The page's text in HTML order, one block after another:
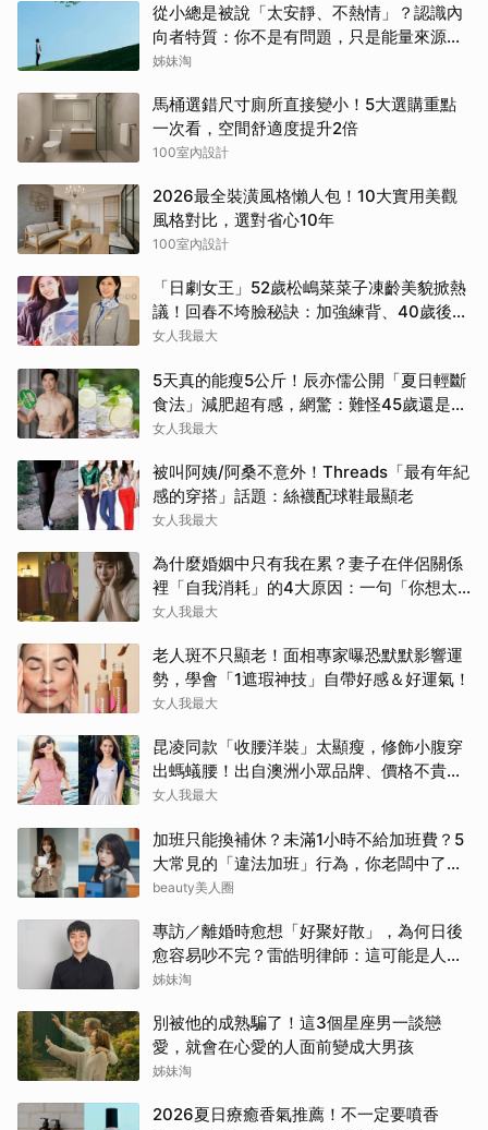
從小總是被說「太安靜、不熱情」？認識內
向者特質：你不是有問題，只是能量來源不
同
姊妹淘
馬桶選錯尺寸廁所直接變小！5大選購重點
一次看，空間舒適度提升2倍
100室內設計
2026最全裝潢風格懶人包！10大實用美觀
風格對比，選對省心10年
100室內設計
「日劇女王」52歲松嶋菜菜子凍齡美貌掀熱
議！回春不垮臉秘訣：加強練背、40歲後飲
食是關鍵！
女人我最大
5天真的能瘦5公斤！辰亦儒公開「夏日輕斷
食法」減肥超有感，網驚：難怪45歲還是男
神
女人我最大
被叫阿姨/阿桑不意外！Threads「最有年紀
感的穿搭」話題：絲襪配球鞋最顯老
女人我最大
為什麼婚姻中只有我在累？妻子在伴侶關係
裡「自我消耗」的4大原因：一句「你想太
多」讓人無奈
女人我最大
老人斑不只顯老！面相專家曝恐默默影響運
勢，學會「1遮瑕神技」自帶好感＆好運氣！
女人我最大
昆凌同款「收腰洋裝」太顯瘦，修飾小腹穿
出螞蟻腰！出自澳洲小眾品牌、價格不貴還
寄台灣
女人我最大
加班只能換補休？未滿1小時不給加班費？5
大常見的「違法加班」行為，你老闆中了幾
項？
beauty美人圈
專訪／離婚時愈想「好聚好散」，為何日後
愈容易吵不完？雷皓明律師：這可能是人生
最貴的一份協議書
姊妹淘
別被他的成熟騙了！這3個星座男一談戀
愛，就會在心愛的人面前變成大男孩
姊妹淘
2026夏日療癒香氣推薦！不一定要噴香